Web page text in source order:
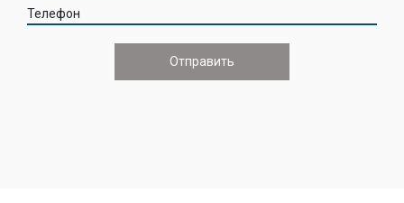
Телефон